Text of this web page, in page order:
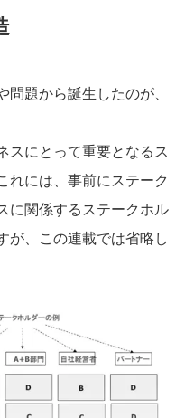
題から誕生したのが、
にとって重要となるス
れには、事前にステーク
に関係するステークホル
が、この連載では省略し